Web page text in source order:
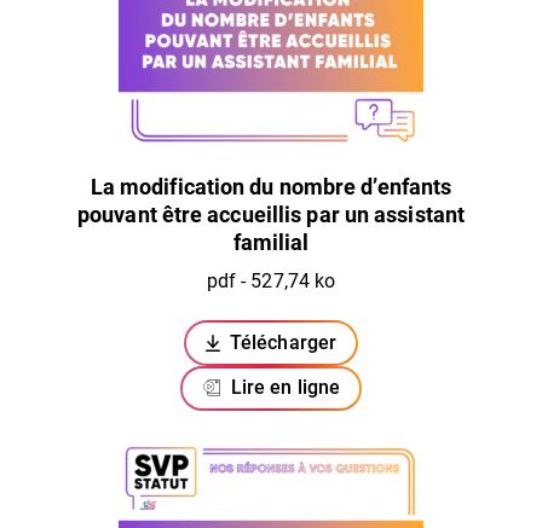
La modification du nombre d’enfants
pouvant être accueillis par un assistant
familial
pdf - 527,74 ko
Télécharger
(ouverture dans un nouvel
Lire en ligne